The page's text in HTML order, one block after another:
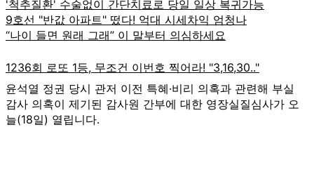
윤석열 정권 당시 관저 이전 특혜·비리 의혹과 관련해 부실
감사 의혹이 제기된 감사원 간부에 대한 영장실질심사가 오
늘(18일) 열립니다.